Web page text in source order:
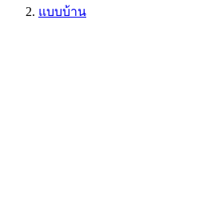
แบบบ้าน